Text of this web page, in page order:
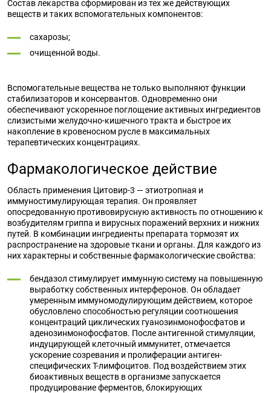
Состав лекарства сформирован из тех же действующих
веществ и таких вспомогательных компонентов:
сахарозы;
очищенной воды.
Вспомогательные вещества не только выполняют функции
стабилизаторов и консервантов. Одновременно они
обеспечивают ускоренное поглощение активных ингредиентов
слизистыми желудочно-кишечного тракта и быстрое их
накопление в кровеносном русле в максимальных
терапевтических концентрациях.
Фармакологическое действие
Область применения Цитовир-3 — этиотропная и
иммуностимулирующая терапия. Он проявляет
опосредованную противовирусную активность по отношению к
возбудителям гриппа и вирусных поражений верхних и нижних
путей. В комбинации ингредиенты препарата тормозят их
распространение на здоровые ткани и органы. Для каждого из
них характерны и собственные фармакологические свойства:
бендазол стимулирует иммунную систему на повышенную
выработку собственных интерферонов. Он обладает
умеренным иммуномодулирующим действием, которое
обусловлено способностью регуляции соотношения
концентраций циклических гуанозинмонофосфатов и
аденозинмонофосфатов. После антигенной стимуляции,
индуцирующей клеточный иммунитет, отмечается
ускорение созревания и пролиферации антиген-
специфических Т-лимфоцитов. Под воздействием этих
биоактивных веществ в организме запускается
продуцирование ферментов, блокирующих